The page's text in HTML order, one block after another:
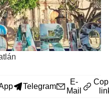
Telegram
E-
Mail